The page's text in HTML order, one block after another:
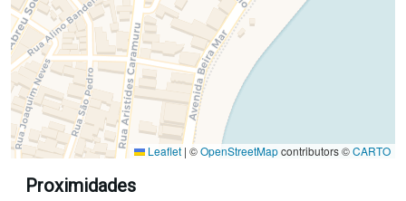
Leaflet | ©OpenStreetMapcontributors ©CARTO
Proximidades